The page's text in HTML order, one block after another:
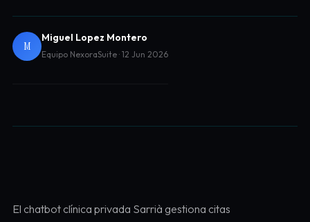
M
Miguel Lopez Montero
Equipo NexoraSuite · 12 Jun 2026
El chatbot clínica privada Sarrià gestiona citas